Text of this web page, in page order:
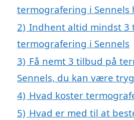
termografering i Sennels
2) Indhent altid mindst 3
termografering i Sennels
3) Få nemt 3 tilbud på
Sennels, du kan være
4) Hvad koster
5) Hvad er med til at